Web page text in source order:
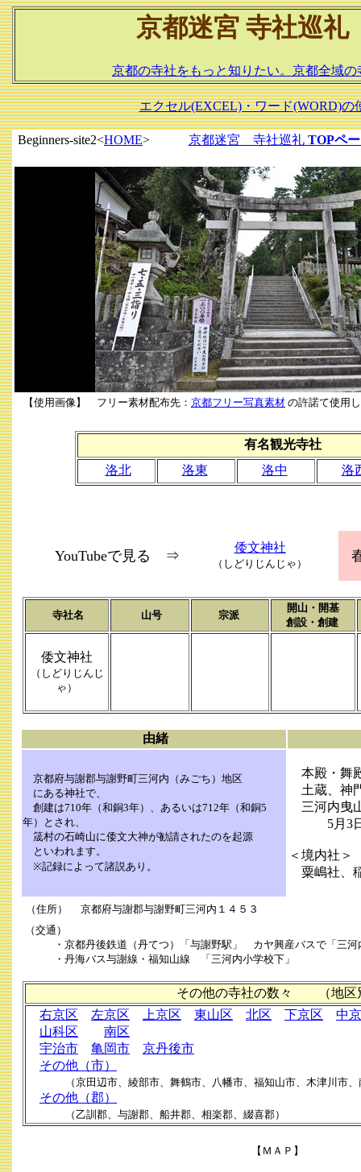
京都迷宮 寺社巡礼
京都の寺社をもっと知りたい。京都全域
エクセル(EXCEL)・ワード(WORD)
Beginners-site2<HOME> 京都迷宮 寺社巡礼 TOPペ
【使用画像】 フリー素材配布先： 京都フリー写真素材 の許諾て使用
有名観光寺社
洛北
洛東 洛中 洛
YouTubeで見る ⇒
倭文神社
（しどりじんじゃ）
寺社名 山号 宗派
開山・開基
創設・創建
倭文神社
（しどりじんじ
ゃ）
由緒
京都府与謝郡与謝野町三河内（みごち）地区
にある神社で、
創建は710年（和銅3年）、あるいは712年（和銅5
年）とされ、
筬村の石崎山に倭文大神が勧請されたのを起源
といわれます。
※記録によって諸説あり。
本殿・舞
土蔵、神
三河内曳
5月3日
＜境内社＞
粟嶋社、
（住所） 京都府与謝郡与謝野町三河内１４５３
（交通）
・京都丹後鉄道（丹てつ）「与謝野駅」 カヤ興産バスで「三河
・丹海バス与謝線・福知山線 「三河内小学校下」
その他の寺社の数々 （地区
右京区
左京区 上京区 東山区 北区 下京区
中
山科区
南区
宇治市
亀岡市
京丹後市
その他（市）
（京田辺市、綾部市、舞鶴市、八幡市、福知山市、木津川市
その他（郡）
（乙訓郡、与謝郡、船井郡、相楽郡、綴喜郡）
【ＭＡＰ】